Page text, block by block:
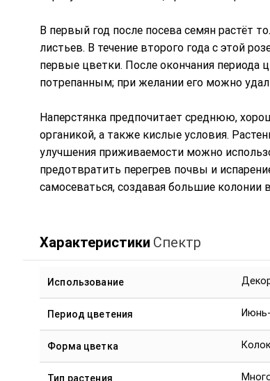
В первый год после посева семян растёт
листьев. В течение второго года с этой
первые цветки. После окончания периода
потрепанным; при желании его можно
Наперстянка предпочитает среднюю,
органикой, а также кислые условия.
улучшения приживаемости можно
предотвратить перегрев почвы и
самосеваться, создавая большие колонии
Характеристики Спектр
Использование
Период цветения
Форма цветка
Тип растения